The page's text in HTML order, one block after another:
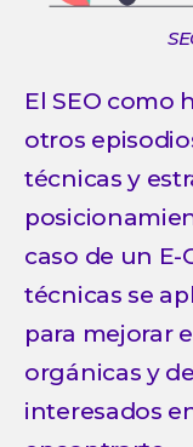
El SEO como
otros
técnicas y
caso de un
técnicas se
para mejorar
orgánicas y
interesados